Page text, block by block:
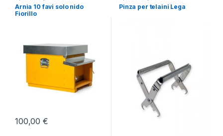
Apicoltura
Arnia 10 favi solo nido
Fiorillo
100,00€
Apicoltura
Pinza per telaini Lega